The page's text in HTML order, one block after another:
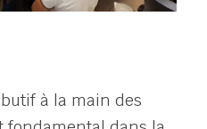
à la main des